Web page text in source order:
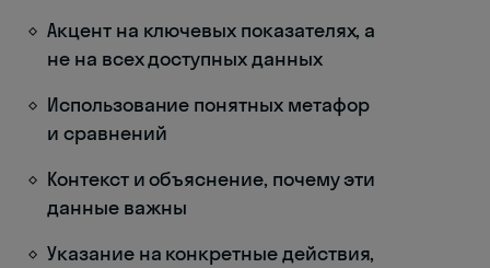
Акцент на ключевых показателях, а
не на всех доступных данных
Использование понятных метафор
и сравнений
Контекст и объяснение, почему эти
данные важны
Указание на конкретные действия,